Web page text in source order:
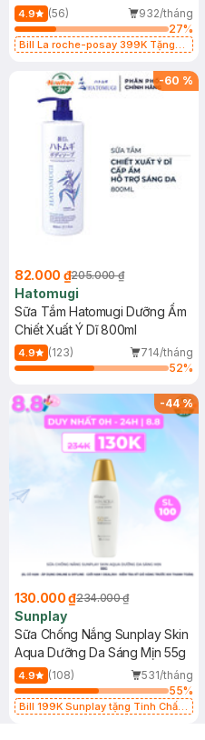
Dụng 40ml
4.9 (56)
932/tháng
27%
Bill La roche-posay 399K Tặng
(SL có hạn)
-60 %
82.000 ₫205.000 ₫
Hatomugi
Sữa Tắm Hatomugi Dưỡng Ẩm
Chiết Xuất Ý Dĩ 800ml
4.9 (123)
714/tháng
52%
-44%
130.000 ₫234.000 ₫
Sunplay
Sữa Chống Nắng Sunplay Skin
Aqua Dưỡng Da Sáng Mịn 55g
4.9 (108)
531/tháng
55%
Bill 199K Sunplay tặng Tinh Chất